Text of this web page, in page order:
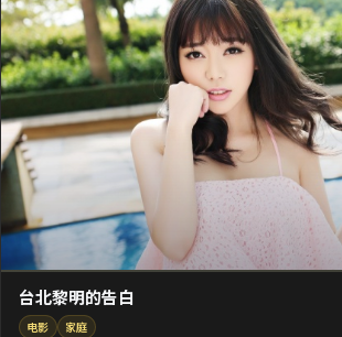
台北黎明的告白
电影 家庭